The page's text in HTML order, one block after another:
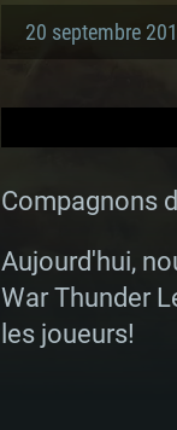
20 septembre
Compagnons
Aujourd'hui,
War Thunder
les joueurs!